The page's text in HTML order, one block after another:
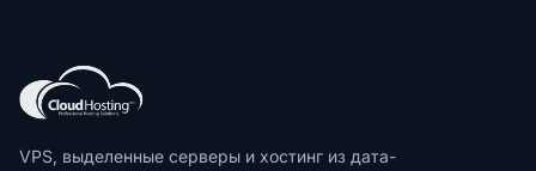
VPS, выделенные серверы и хостинг из дата-